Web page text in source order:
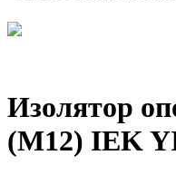
Изолятор
(М12) IEK